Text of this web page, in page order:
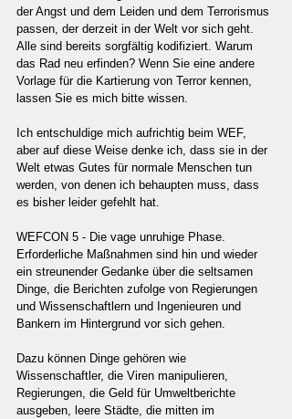
der Angst und dem Leiden und dem Terrorismus
passen, der derzeit in der Welt vor sich geht.
Alle sind bereits sorgfältig kodifiziert. Warum
das Rad neu erfinden? Wenn Sie eine andere
Vorlage für die Kartierung von Terror kennen,
lassen Sie es mich bitte wissen.
Ich entschuldige mich aufrichtig beim WEF,
aber auf diese Weise denke ich, dass sie in der
Welt etwas Gutes für normale Menschen tun
werden, von denen ich behaupten muss, dass
es bisher leider gefehlt hat.
WEFCON 5 - Die vage unruhige Phase.
Erforderliche Maßnahmen sind hin und wieder
ein streunender Gedanke über die seltsamen
Dinge, die Berichten zufolge von Regierungen
und Wissenschaftlern und Ingenieuren und
Bankern im Hintergrund vor sich gehen.
Dazu können Dinge gehören wie
Wissenschaftler, die Viren manipulieren,
Regierungen, die Geld für Umweltberichte
ausgeben, leere Städte, die mitten im